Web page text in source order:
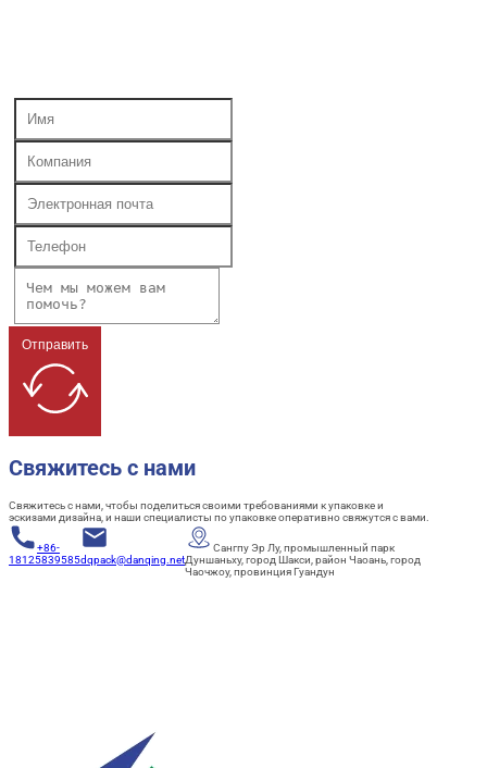
Отправить
Свяжитесь с нами
Свяжитесь с нами, чтобы поделиться своими требованиями к упаковке и
эскизами дизайна, и наши специалисты по упаковке оперативно свяжутся с вами.
+86-
18125839585dqpack@danqing.net
Сангпу Эр Лу, промышленный парк
Дуншаньху, город Шакси, район Чаоань, город
Чаочжоу, провинция Гуандун